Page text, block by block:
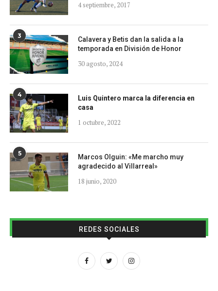
4 septiembre, 2017
3
Calavera y Betis dan la salida a la
temporada en División de Honor
30 agosto, 2024
4
Luis Quintero marca la diferencia en
casa
1 octubre, 2022
5
Marcos Olguin: «Me marcho muy
agradecido al Villarreal»
18 junio, 2020
REDES SOCIALES